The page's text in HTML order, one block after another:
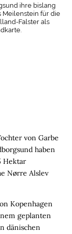
ihre bislang
Meilenstein für die
Falster als
von Garbe
haben
Hektar
Nørre Alslev
Kopenhagen
geplanten
dänischen